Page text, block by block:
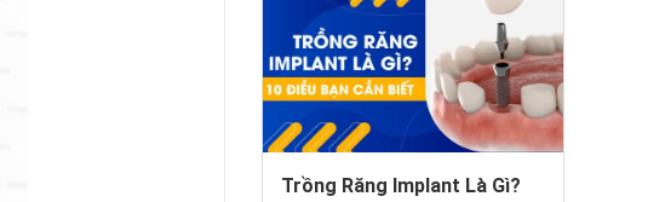
Trồng Răng Implant Là Gì?